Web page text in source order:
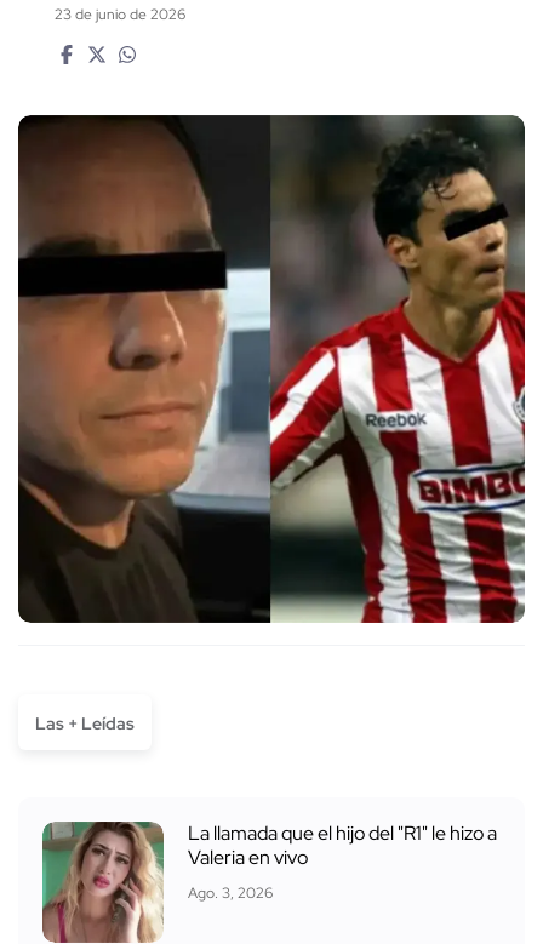
23 de junio de 2026
Las + Leídas
La llamada que el hijo del "R1" le hizo a
Valeria en vivo
Ago. 3, 2026